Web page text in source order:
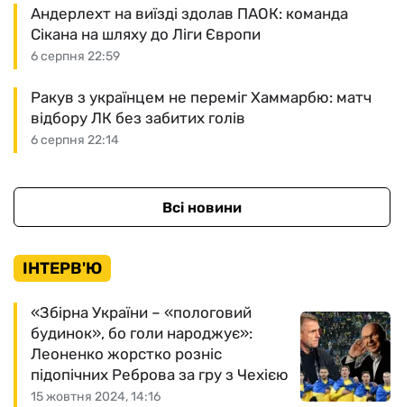
6 серпня 22:59
Андерлехт на виїзді здолав ПАОК: команда
Сікана на шляху до Ліги Європи
6 серпня 22:14
Ракув з українцем не переміг Хаммарбю: матч
відбору ЛК без забитих голів
Всі новини
ІНТЕРВ'Ю
15 жовтня 2024, 14:16
«Збірна України – «пологовий
будинок», бо голи народжує»:
Леоненко жорстко розніс
підопічних Реброва за гру з Чехією